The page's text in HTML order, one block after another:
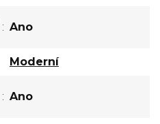
: Ano
Moderní
: Ano